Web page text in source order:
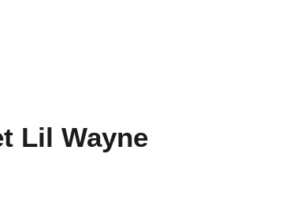
Lil Wayne